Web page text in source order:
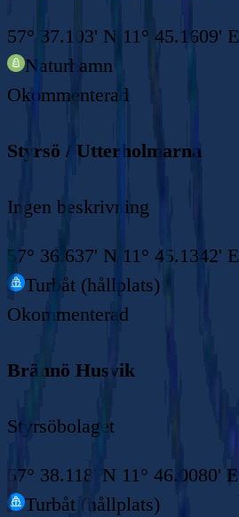
57° 37.103' N 11° 45.1609' E
Naturhamn
Okommenterad
Styrsö / Utterholmarna
Ingen beskrivning
57° 36.637' N 11° 45.1342' E
Turbåt (hållplats)
Okommenterad
Brännö Husvik
Styrsöbolaget
57° 38.118' N 11° 46.0080' E
Turbåt (hållplats)